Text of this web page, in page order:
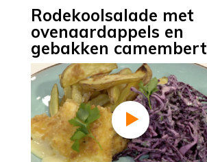
Rodekoolsalade met
ovenaardappels en
gebakken camembert